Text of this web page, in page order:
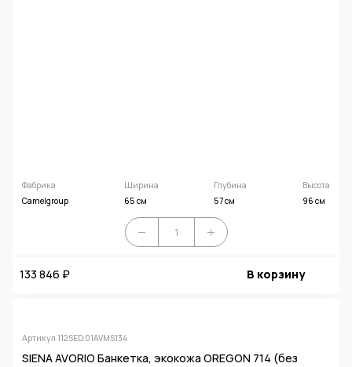
Фабрика
Camelgroup
Ширина
65 см
Глубина
57 см
Высота
96 см
133 846 ₽ В корзину
Артикул 112SED.01AVMS134
SIENA AVORIO Банкетка, экокожа OREGON 714 (без